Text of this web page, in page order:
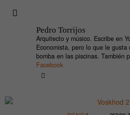
Pedro Torrijos
Arquitecto y músico. Escribe en
Economista, pero lo que le
bomba en las piscinas. También
Facebook